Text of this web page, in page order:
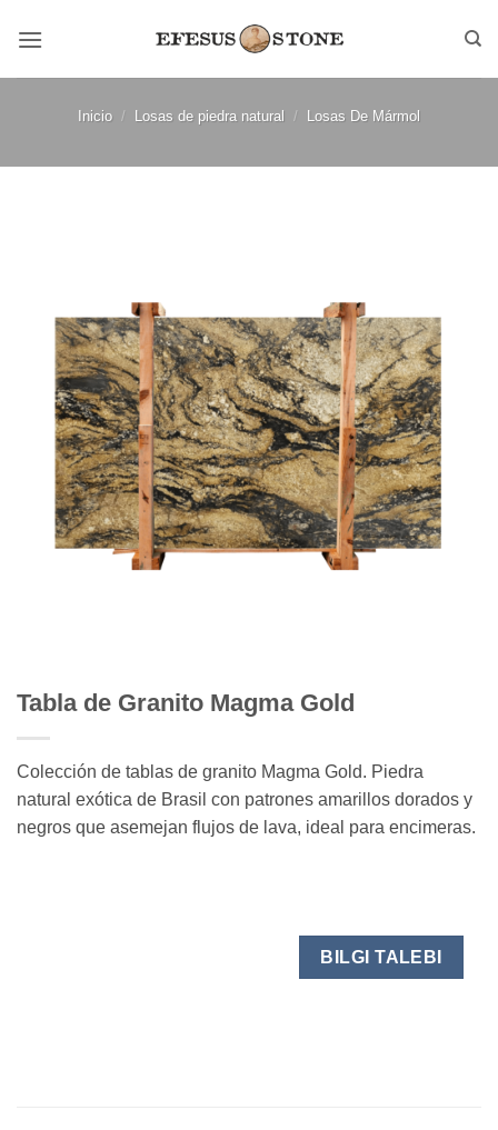
Inicio / Losas de piedra natural / Losas De Mármol
Tabla de Granito Magma Gold
Colección de tablas de granito Magma Gold. Piedra
natural exótica de Brasil con patrones amarillos dorados y
negros que asemejan flujos de lava, ideal para encimeras.
BILGI TALEBI